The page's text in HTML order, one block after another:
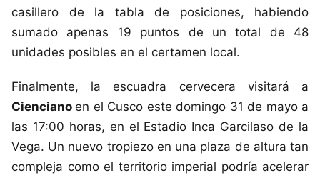
casillero de la tabla de posiciones, habiendo
sumado apenas 19 puntos de un total de 48
unidades posibles en el certamen local.
Finalmente, la escuadra cervecera visitará a
Ciencianoen el Cusco este domingo 31 de mayo a
las 17:00 horas, en el Estadio Inca Garcilaso de la
Vega. Un nuevo tropiezo en una plaza de altura tan
compleja como el territorio imperial podría acelerar